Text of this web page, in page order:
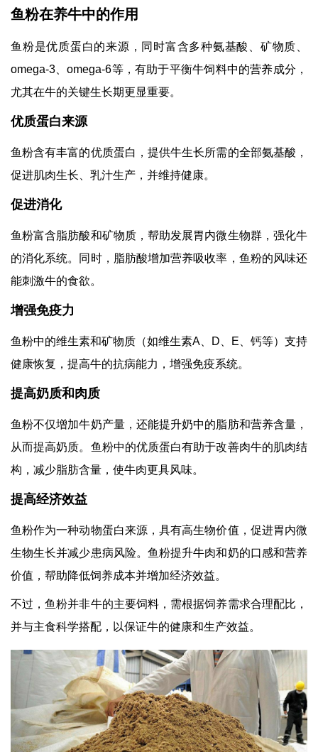
鱼粉在养牛中的作用
鱼粉是优质蛋白的来源，同时富含多种氨基酸、矿物质、
omega-3、omega-6等，有助于平衡牛饲料中的营养成分，
尤其在牛的关键生长期更显重要。
优质蛋白来源
鱼粉含有丰富的优质蛋白，提供牛生长所需的全部氨基酸，
促进肌肉生长、乳汁生产，并维持健康。
促进消化
鱼粉富含脂肪酸和矿物质，帮助发展胃内微生物群，强化牛
的消化系统。同时，脂肪酸增加营养吸收率，鱼粉的风味还
能刺激牛的食欲。
增强免疫力
鱼粉中的维生素和矿物质（如维生素A、D、E、钙等）支持
健康恢复，提高牛的抗病能力，增强免疫系统。
提高奶质和肉质
鱼粉不仅增加牛奶产量，还能提升奶中的脂肪和营养含量，
从而提高奶质。鱼粉中的优质蛋白有助于改善肉牛的肌肉结
构，减少脂肪含量，使牛肉更具风味。
提高经济效益
鱼粉作为一种动物蛋白来源，具有高生物价值，促进胃内微
生物生长并减少患病风险。鱼粉提升牛肉和奶的口感和营养
价值，帮助降低饲养成本并增加经济效益。
不过，鱼粉并非牛的主要饲料，需根据饲养需求合理配比，
并与主食科学搭配，以保证牛的健康和生产效益。